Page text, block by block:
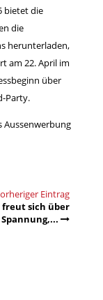
bietet die
die
herunterladen,
am 22. April im
über
Party.
Aussenwerbung
Eintrag
sich über
Spannung,...